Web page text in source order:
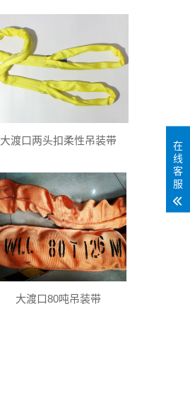
大渡口两头扣柔性吊装带
大渡口80吨吊装带
在
线
客
服